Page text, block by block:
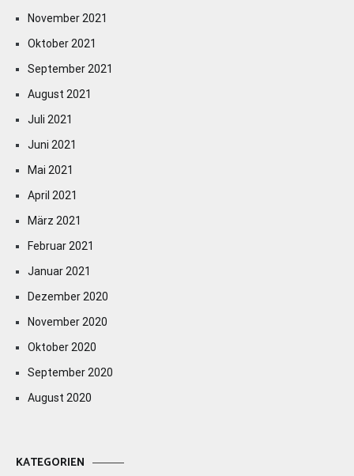
November 2021
Oktober 2021
September 2021
August 2021
Juli 2021
Juni 2021
Mai 2021
April 2021
März 2021
Februar 2021
Januar 2021
Dezember 2020
November 2020
Oktober 2020
September 2020
August 2020
KATEGORIEN